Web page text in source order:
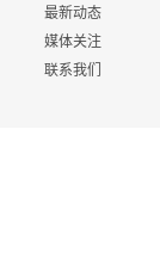
最新动态
媒体关注
联系我们